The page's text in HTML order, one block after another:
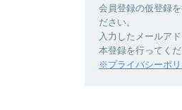
会員登録の仮登録
ださい。
入力したメールア
本登録を行ってくだ
※プライバシーポ